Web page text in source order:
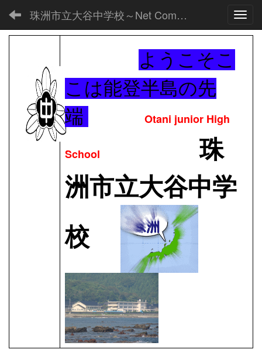
珠洲市立大谷中学校～Net Commons～
ようこそこ
こは能登半島の先
端
Otani junior High
School
珠
洲市立大谷中学
校